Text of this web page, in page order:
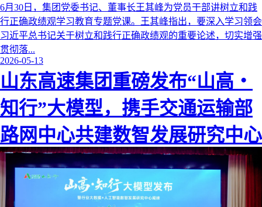
6月30日，集团党委书记、董事长王其峰为党员干部讲树立和践
行正确政绩观学习教育专题党课。王其峰指出，要深入学习领会
习近平总书记关于树立和践行正确政绩观的重要论述，切实增强
贯彻落...
2026-05-13
山东高速集团重磅发布“山高・
知行”大模型，携手交通运输部
路网中心共建数智发展研究中心